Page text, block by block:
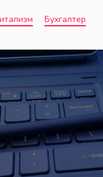
Бухгалтер